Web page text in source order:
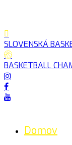
SLOVENSKÁ
BASKETBALL
Domov